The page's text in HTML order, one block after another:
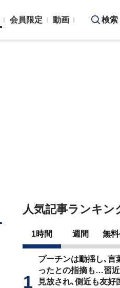
会員限定 動画 検索
人気記事ランキン
1時間 週間 無
プーチンは動揺し､言
ったとの指摘も…習
見放され､側近も友好